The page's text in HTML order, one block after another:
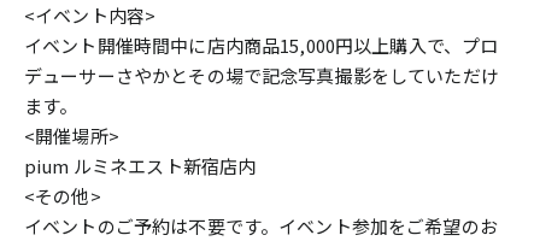
<イベント内容>
イベント開催時間中に店内商品15,000円以上購入で、プロ
デューサーさやかとその場で記念写真撮影をしていただけ
ます。
<開催場所>
pium ルミネエスト新宿店内
<その他>
イベントのご予約は不要です。イベント参加をご希望のお